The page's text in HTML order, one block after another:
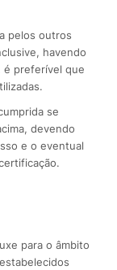
pelos outros
havendo
é preferível que
se
devendo
e o eventual
para o âmbito